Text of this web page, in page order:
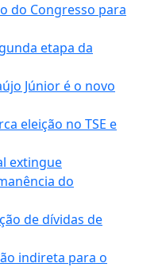
do Congresso para
etapa da
Júnior é o novo
eleição no TSE e
extingue
do
de dívidas de
indireta para o